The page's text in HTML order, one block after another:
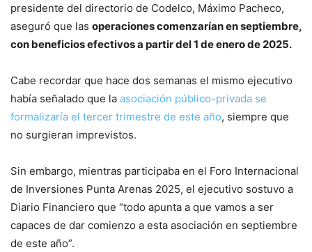
presidente del directorio de Codelco, Máximo Pacheco,
aseguró que las operaciones comenzarían en septiembre,
con beneficios efectivos a partir del 1 de enero de 2025.
Cabe recordar que hace dos semanas el mismo ejecutivo
había señalado que la asociación público-privada se
formalizaría el tercer trimestre de este año, siempre que
no surgieran imprevistos.
Sin embargo, mientras participaba en el Foro Internacional
de Inversiones Punta Arenas 2025, el ejecutivo sostuvo a
Diario Financiero que “todo apunta a que vamos a ser
capaces de dar comienzo a esta asociación en septiembre
de este año”.